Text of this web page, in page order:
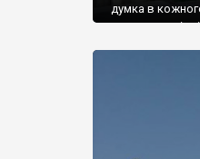
думка в
запрошую